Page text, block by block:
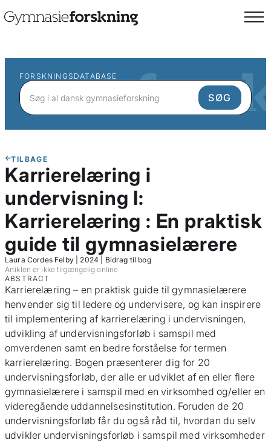
FORSKNINGSDATABASE
TILBAGE
Karrierelæring i
undervisning I:
Karrierelæring : En praktisk
guide til gymnasielærere
Laura Cordes Felby| 2024
Bidrag til bog
Artiklen er ikke tilgængelig online
ABSTRACT
Karrierelæring – en praktisk guide til gymnasielærere
henvender sig til ledere og undervisere, og kan inspirere
til implementering af karrierelæring i undervisningen,
udvikling af undervisningsforløb i samspil med
omverdenen samt en bedre forståelse for termen
karrierelæring. Bogen præsenterer dig for 20
undervisningsforløb, der alle er udviklet af en eller flere
gymnasielærere i samspil med en virksomhed og/eller en
videregående uddannelsesinstitution. Foruden de 20
undervisningsforløb får du også råd til, hvordan du selv
udvikler undervisningsforløb i samspil med virksomheder